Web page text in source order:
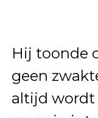
Hij toonde
geen
altijd wordt